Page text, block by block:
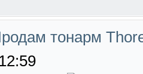
тонарм